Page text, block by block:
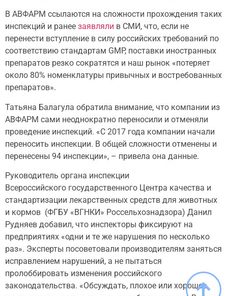
В АВФАРМ ссылаются на сложности прохождения таких
инспекций и ранее заявляли в СМИ, что, если не
перенести вступление в силу российских требований по
соответствию стандартам GMP, поставки иностранных
препаратов резко сократятся и наш рынок «потеряет
около 80% номенклатуры привычных и востребованных
препаратов».
Татьяна Балагула обратила внимание, что компании из
АВФАРМ сами неоднократно переносили и отменяли
проведение инспекций. «С 2017 года компании начали
переносить инспекции. В общей сложности отменены и
перенесены 94 инспекции», – привела она данные.
Руководитель органа инспекции
Всероссийского государственного Центра качества и
стандартизации лекарственных средств для животных
и кормов (ФГБУ «ВГНКИ» Россельхознадзора) Данил
Рудняев добавил, что инспекторы фиксируют на
предприятиях «одни и те же нарушения по несколько
раз». Эксперты посоветовали производителям заняться
исправлением нарушений, а не пытаться
пролоббировать изменения российского
законодательства. «Обсуждать, плохое или хорошее